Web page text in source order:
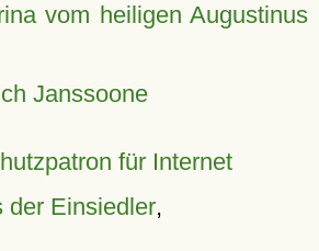
vom heiligen Augustinus
Janssoone
für Internet
der Einsiedler,